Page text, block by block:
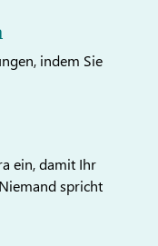
indem Sie
ein, damit Ihr
spricht